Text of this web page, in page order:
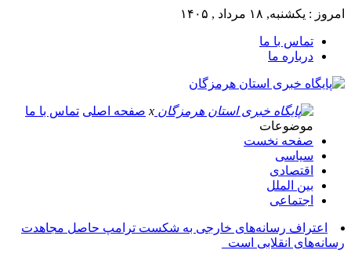
امروز : یکشنبه, ۱۸ مرداد , ۱۴۰۵
تماس با ما
درباره ما
x صفحه اصلی تماس با ما
موضوعات
صفحه نخست
سیاسی
اقتصادی
بین الملل
اجتماعی
اعتراف رسانه‌های خارجی به شکست ترامپ حاصل مجاهدت
رسانه‌های انقلابی است_